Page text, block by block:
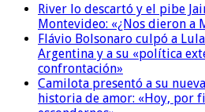
River lo descartó y el pibe
Montevideo: «¿Nos dieron a
Flávio Bolsonaro culpó a
Argentina y a su «política
confrontación»
Camilota presentó a su
historia de amor: «Hoy, por